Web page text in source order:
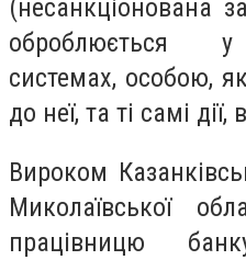
(несанкціонована
оброблюється у
системах, особою,
до неї, та ті самі
Вироком
Миколаївської
працівницю